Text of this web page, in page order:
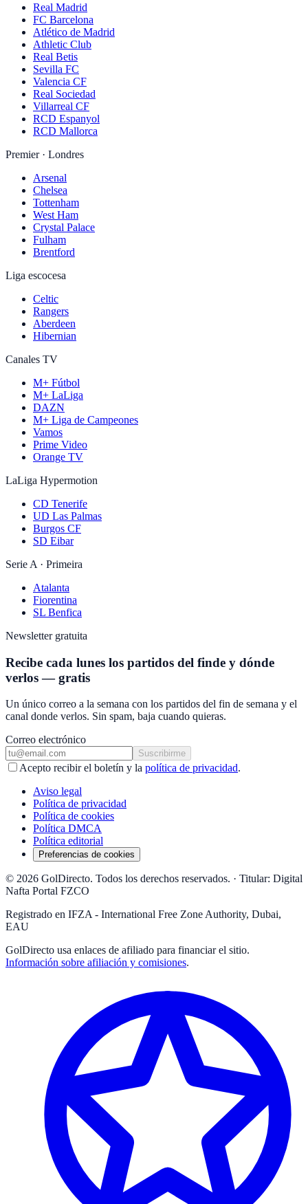
Real Madrid
FC Barcelona
Atlético de Madrid
Athletic Club
Real Betis
Sevilla FC
Valencia CF
Real Sociedad
Villarreal CF
RCD Espanyol
RCD Mallorca
Premier · Londres
Arsenal
Chelsea
Tottenham
West Ham
Crystal Palace
Fulham
Brentford
Liga escocesa
Celtic
Rangers
Aberdeen
Hibernian
Canales TV
M+ Fútbol
M+ LaLiga
DAZN
M+ Liga de Campeones
Vamos
Prime Video
Orange TV
LaLiga Hypermotion
CD Tenerife
UD Las Palmas
Burgos CF
SD Eibar
Serie A · Primeira
Atalanta
Fiorentina
SL Benfica
Newsletter gratuita
Recibe cada lunes los partidos del finde y dónde
verlos — gratis
Un único correo a la semana con los partidos del fin de semana y el
canal donde verlos. Sin spam, baja cuando quieras.
Correo electrónico
Suscribirme
Acepto recibir el boletín y la política de privacidad.
Aviso legal
Política de privacidad
Política de cookies
Política DMCA
Política editorial
Preferencias de cookies
© 2026 GolDirecto. Todos los derechos reservados. · Titular: Digital
Nafta Portal FZCO
Registrado en IFZA - International Free Zone Authority, Dubai,
EAU
GolDirecto usa enlaces de afiliado para financiar el sitio.
Información sobre afiliación y comisiones.